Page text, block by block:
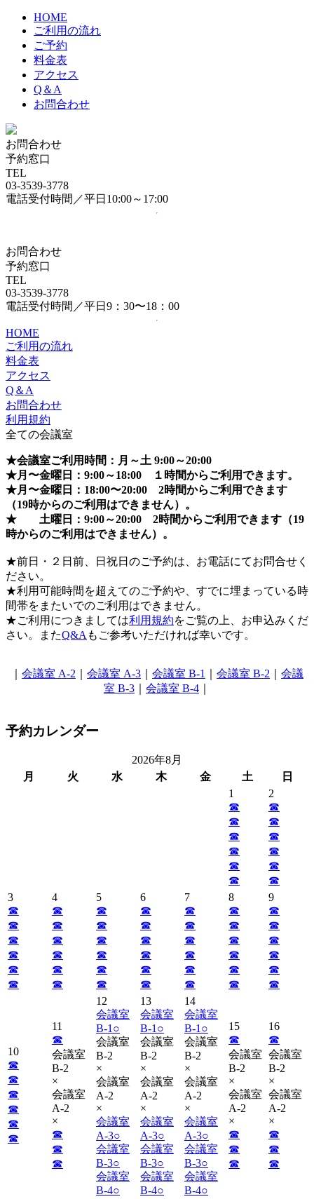
HOME
ご利用の流れ
ご予約
料金表
アクセス
Q＆A
お問合わせ
お問合わせ
予約窓口
TEL
03-3539-3778
電話受付時間／平日10:00～17:00
お問合わせ
予約窓口
TEL
03-3539-3778
電話受付時間／平日9：30〜18：00
HOME
ご利用の流れ
料金表
アクセス
Q＆A
お問合わせ
利用規約
全ての会議室
★会議室ご利用時間：月～土 9:00～20:00
★月〜金曜日：9:00～18:00 １時間からご利用できます。
★月〜金曜日：18:00〜20:00 2時間からご利用できます
（19時からのご利用はできません）。
★ 土曜日：9:00～20:00 2時間からご利用できます（19
時からのご利用はできません）。
★前日・２日前、日祝日のご予約は、お電話にてお問合せく
ださい。
★利用可能時間を超えてのご予約や、すでに埋まっている時
間帯をまたいでのご利用はできません。
★ご利用につきましては利用規約をご覧の上、お申込みくだ
さい。またQ&A もご参考いただければ幸いです。
会議室 A-2 会議室 A-3 会議室 B-1 会議室 B-2
会議
室 B-3
会議室 B-4
予約カレンダー
2026年8月
月
火 水 木 金 土
日
1
☎︎
☎︎
☎︎
☎︎
☎︎
☎︎
2
☎︎
☎︎
☎︎
☎︎
☎︎
☎︎
3
☎︎
☎︎
☎︎
☎︎
☎︎
☎︎
4
☎︎
☎︎
☎︎
☎︎
☎︎
☎︎
5
☎︎
☎︎
☎︎
☎︎
☎︎
☎︎
6
☎︎
☎︎
☎︎
☎︎
☎︎
☎︎
7
☎︎
☎︎
☎︎
☎︎
☎︎
☎︎
8
☎︎
☎︎
☎︎
☎︎
☎︎
☎︎
9
☎︎
☎︎
☎︎
☎︎
☎︎
☎︎
10
☎︎
☎︎
☎︎
☎︎
☎︎
☎︎
11
☎︎
会議室
B-2
×
会議室
A-2
×
☎︎
☎︎
☎︎
12
会議室
B-1○
会議室
B-2
×
会議室
A-2
×
会議室
A-3○
会議室
B-3○
会議室
B-4○
13
会議室
B-1○
会議室
B-2
×
会議室
A-2
×
会議室
A-3○
会議室
B-3○
会議室
B-4○
14
会議室
B-1○
会議室
B-2
×
会議室
A-2
×
会議室
A-3○
会議室
B-3○
会議室
B-4○
15
☎︎
会議室
B-2
×
会議室
A-2
×
☎︎
☎︎
☎︎
16
☎︎
会議室
B-2
×
会議室
A-2
×
☎︎
☎︎
☎︎